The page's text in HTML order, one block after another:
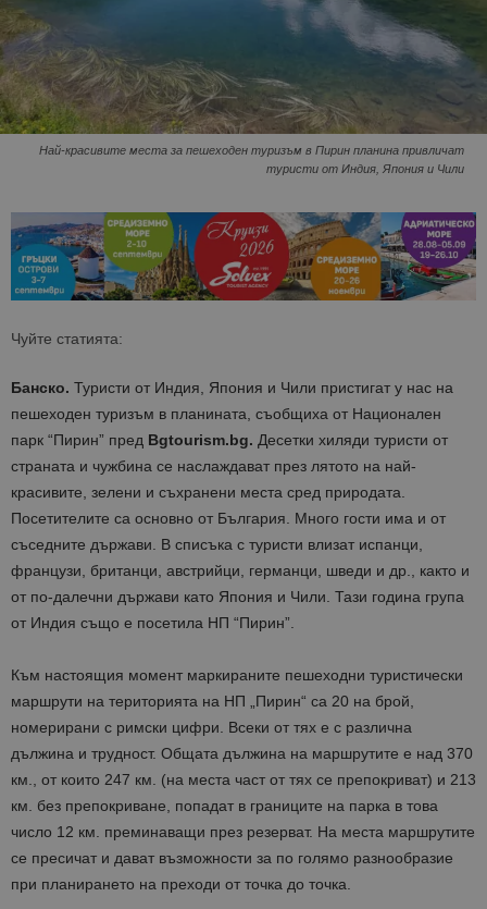
Най-красивите места за пешеходен туризъм в Пирин планина привличат
туристи от Индия, Япония и Чили
Чуйте статията:
Банско. Туристи от Индия, Япония и Чили пристигат у нас на
пешеходен туризъм в планината, съобщиха от Национален
парк “Пирин” пред Bgtourism.bg. Десетки хиляди туристи от
страната и чужбина се наслаждават през лятото на най-
красивите, зелени и съхранени места сред природата.
Посетителите са основно от България. Много гости има и от
съседните държави. В списъка с туристи влизат испанци,
французи, британци, австрийци, германци, шведи и др., както и
от по-далечни държави като Япония и Чили. Тази година група
от Индия също е посетила НП “Пирин”.
Към настоящия момент маркираните пешеходни туристически
маршрути на територията на НП „Пирин“ са 20 на брой,
номерирани с римски цифри. Всеки от тях е с различна
дължина и трудност. Общата дължина на маршрутите е над 370
км., от които 247 км. (на места част от тях се препокриват) и 213
км. без препокриване, попадат в границите на парка в това
число 12 км. преминаващи през резерват. На места маршрутите
се пресичат и дават възможности за по голямо разнообразие
при планирането на преходи от точка до точка.